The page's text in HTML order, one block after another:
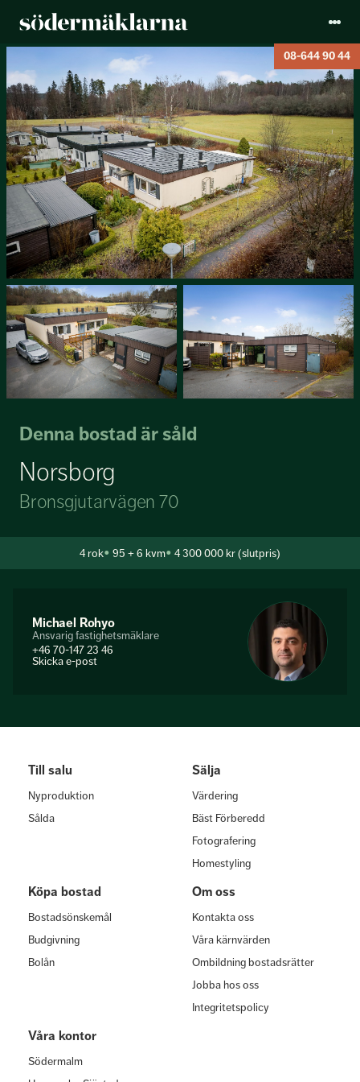
08-644 90 44
Denna bostad är såld
Bronsgjutarvägen 70
Norsborg
4rok 95 + 6 kvm 4 300 000 kr (slutpris)
Michael Rohyo
Ansvarig fastighetsmäklare
+46 70-147 23 46
Skicka e-post
Till salu
Nyproduktion
Sålda
Sälja
Värdering
Bäst Förberedd
Fotografering
Homestyling
Köpa bostad
Bostadsönskemål
Budgivning
Bolån
Om oss
Kontakta oss
Våra kärnvärden
Ombildning bostadsrätter
Jobba hos oss
Integritetspolicy
Våra kontor
Södermalm